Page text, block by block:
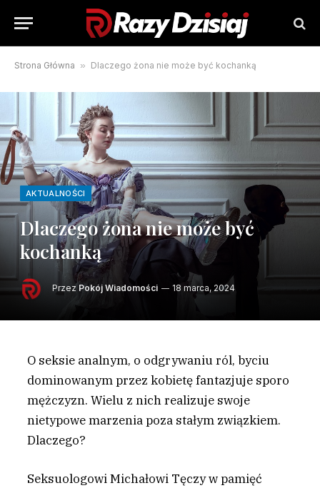
Strona Główna » Dlaczego żona nie może być kochanką
AKTUALNOŚCI
Dlaczego żona nie może być
kochanką
Przez Pokój Wiadomości 18 marca, 2024
O seksie analnym, o odgrywaniu ról, byciu
dominowanym przez kobietę fantazjuje sporo
mężczyzn. Wielu z nich realizuje swoje
nietypowe marzenia poza stałym związkiem.
Dlaczego?
Seksuologowi Michałowi Tęczy w pamięć